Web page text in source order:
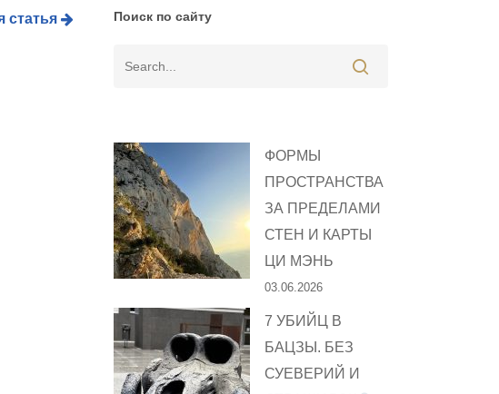
Поиск по сайту
ФОРМЫ
ПРОСТРАНСТВА
ЗА ПРЕДЕЛАМИ
СТЕН И КАРТЫ
ЦИ МЭНЬ
03.06.2026
7 УБИЙЦ В
БАЦЗЫ. БЕЗ
СУЕВЕРИЙ И